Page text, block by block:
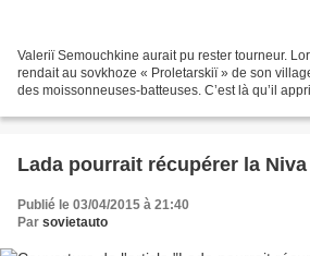
Valeriï Semouchkine aurait pu rester tourneur.
rendait au sovkhoze « Proletarskiï » de son
des moissonneuses-batteuses. C’est là qu’il
Lada pourrait récupérer la Niva
Publié le 03/04/2015 à 21:40
Par sovietauto